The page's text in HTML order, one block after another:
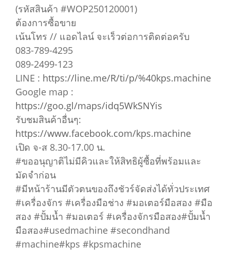
(รหัสสินค้า #WOP250120001)
ต้องการซื้อขาย
เน้นโทร // แอดไลน์ จะเร็วต่อการติดต่อครับ
083-789-4295
089-2499-123
LINE : https://line.me/R/ti/p/%40kps.machine
Google map :
https://goo.gl/maps/idq5WkSNYis
รับชมสินค้าอื่นๆ:
https://www.facebook.com/kps.machine
เปิด จ-ส 8.30-17.00 น.
#ขออนุญาติไม่มีคิวและให้สิทธิผู้ซื้อที่พร้อมและ
มัดจำก่อน
#มีหน้าร้านมีตัวตนของถึงชัวร์จัดส่งได้ทั่วประเทศ
#เครื่องจักร #เครื่องมือช่าง #มอเตอร์มือสอง #มือ
สอง #ปั้มน้ำ #มอเตอร์ #เครื่องจักรมือสอง#ปั้มน้ำ
มือสอง#usedmachine #secondhand
#machine#kps #kpsmachine